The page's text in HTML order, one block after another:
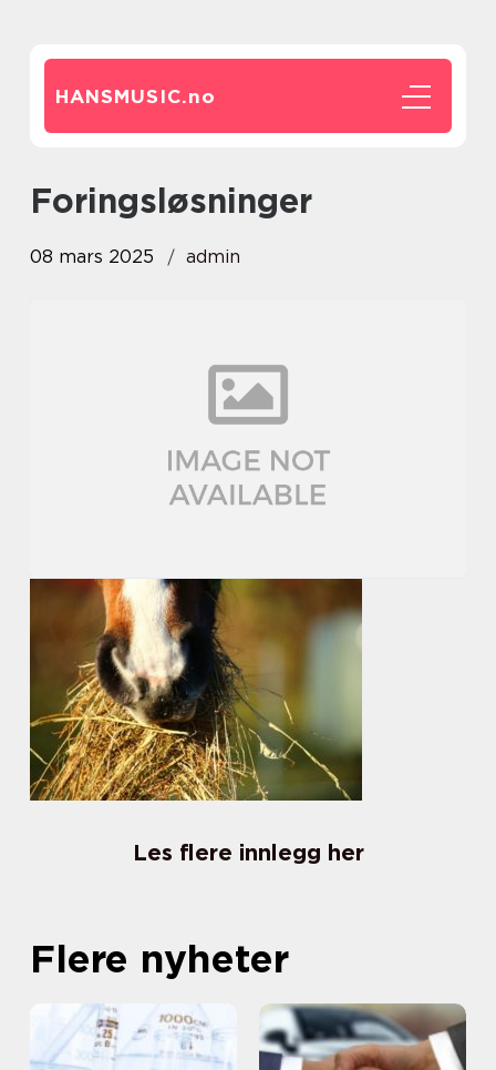
HANSMUSIC.no
foringsløsninger
08 mars 2025 admin
Les flere innlegg her
Flere nyheter